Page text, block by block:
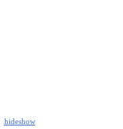
hideshow